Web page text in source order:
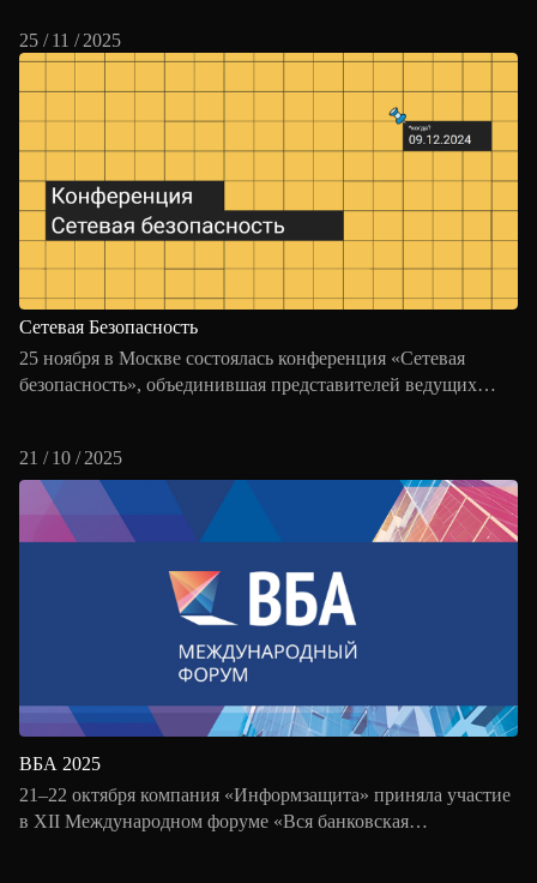
организаций.
25 / 11 / 2025
Сетевая Безопасность
25 ноября в Москве состоялась конференция «Сетевая
безопасность», объединившая представителей ведущих
защиты сетевой инфраструктуры и развития отечественных
технологий. Партнёром мероприятия выступила компания
«Информзащита».
21 / 10 / 2025
ВБА 2025
21–22 октября компания «Информзащита» приняла участие
в XII Международном форуме «Вся банковская